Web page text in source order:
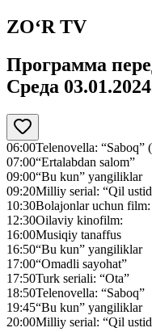
ZO‘R TV
Программа
Среда 03.01.2024
06:00Telenovella: “Saboq”
07:00“Ertalabdan salom”
09:00“Bu kun” yangiliklar
09:20Milliy serial: “Qil
10:30Bolajonlar uchun
12:30Oilaviy kinofilm:
16:00Musiqiy tanaffus
16:50“Bu kun” yangiliklar
17:00“Omadli sayohat”
17:50Turk seriali: “Ota”
18:50Telenovella: “Saboq”
19:45“Bu kun” yangiliklar
20:00Milliy serial: “Qil